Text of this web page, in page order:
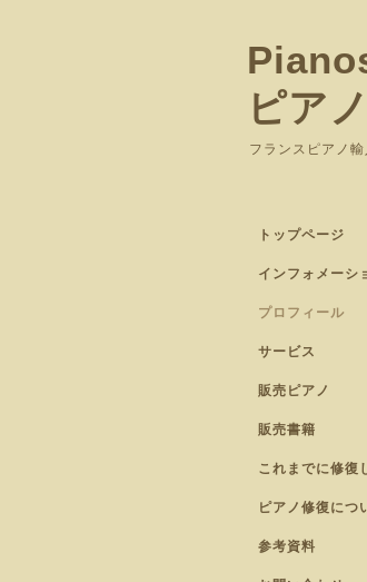
ピア
フランスピアノ
トップページ
インフォメーシ
プロフィール
サービス
販売ピアノ
販売書籍
これまでに修復
ピアノ修復につ
参考資料